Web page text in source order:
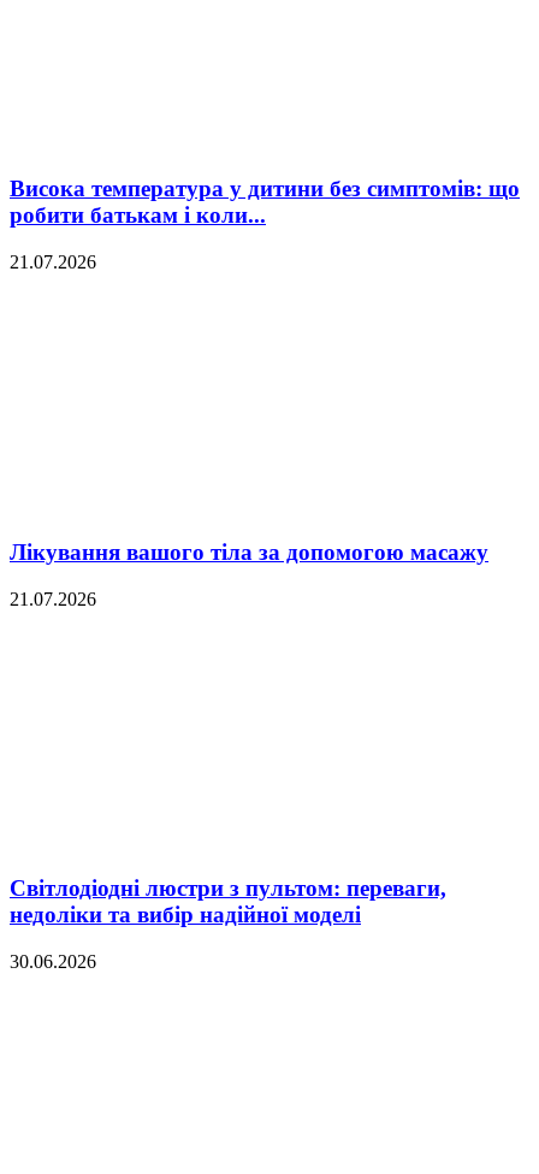
Висока температура у дитини без симптомів: що
робити батькам і коли...
21.07.2026
Лікування вашого тіла за допомогою масажу
21.07.2026
Світлодіодні люстри з пультом: переваги,
недоліки та вибір надійної моделі
30.06.2026